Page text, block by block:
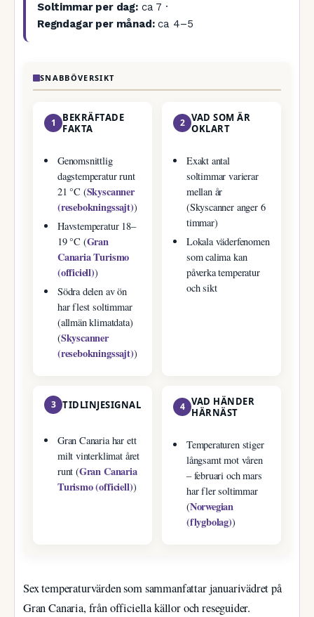
Soltimmar per dag:ca 7 ·
Regndagar per månad:ca 4–5
SNABBÖVERSIKT
1
BEKRÄFTADE
FAKTA
Genomsnittlig
dagstemperatur runt
21 °C (Skyscanner
(resebokningssajt))
Havstemperatur 18–
19 °C (Gran
Canaria Turismo
(officiell))
Södra delen av ön
har flest soltimmar
(allmän klimatdata)
(Skyscanner
(resebokningssajt))
2 VAD SOM ÄR
OKLART
Exakt antal
soltimmar varierar
mellan år
(Skyscanner anger 6
timmar)
Lokala väderfenomen
som calima kan
påverka temperatur
och sikt
3 TIDLINJESIGNAL
Gran Canaria har ett
milt vinterklimat året
runt (Gran Canaria
Turismo (officiell))
4 VAD HÄNDER
HÄRNÄST
Temperaturen stiger
långsamt mot våren
– februari och mars
har fler soltimmar
(Norwegian
(flygbolag))
Sex temperaturvärden som sammanfattar januarivädret på
Gran Canaria, från officiella källor och reseguider.